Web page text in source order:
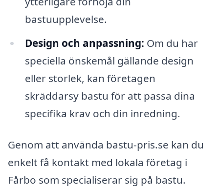
bastuupplevelse.
Design och anpassning: Om du har
speciella önskemål gällande design
eller storlek, kan företagen
skräddarsy bastu för att passa dina
specifika krav och din inredning.
Genom att använda bastu-pris.se kan du
enkelt få kontakt med lokala företag i
Fårbo som specialiserar sig på bastu.